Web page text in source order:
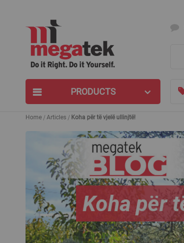
PRODUCTS
Home Articles Koha për të vjelë ullinjtë!